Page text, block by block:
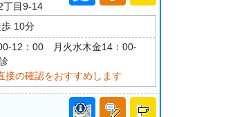
丁目9-14
10分
12：00 月火水木金14：00-
接の確認をおすすめします